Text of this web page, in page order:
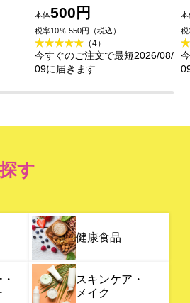
セザンヌ化粧品
本体500円
税率10％ 550円（税込）
（4）
今すぐのご注文で最短2026/08/
09に届きます
本
税
す
健康食品
スキンケア・
メイク